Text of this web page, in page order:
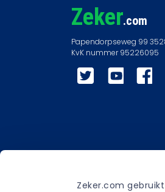
Zeker.com
Zeker.com
Twitter YouTube